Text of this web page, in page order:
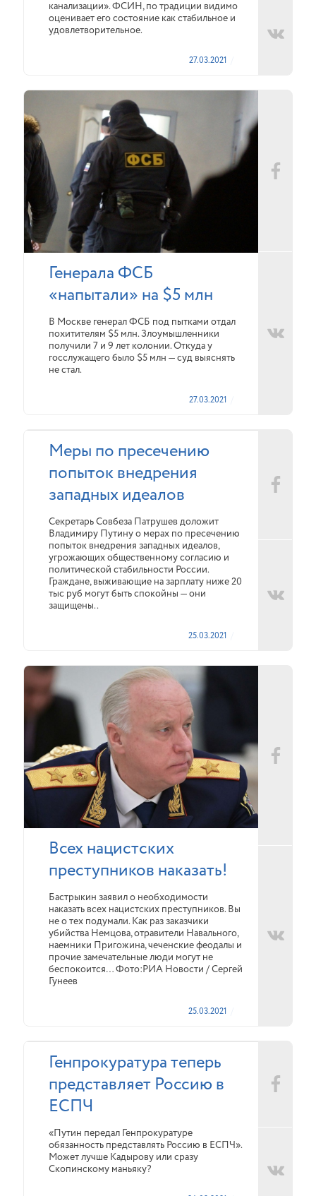
канализации». ФСИН, по традиции видимо
оценивает его состояние как стабильное и
удовлетворительное.
27.03.2021
Генерала ФСБ
«напытали» на $5 млн
В Москве генерал ФСБ под пытками отдал
похитителям $5 млн. Злоумышленники
получили 7 и 9 лет колонии. Откуда у
госслужащего было $5 млн — суд выяснять
не стал.
27.03.2021
Меры по пресечению
попыток внедрения
западных идеалов
Секретарь Совбеза Патрушев доложит
Владимиру Путину о мерах по пресечению
попыток внедрения западных идеалов,
угрожающих общественному согласию и
политической стабильности России.
Граждане, выживающие на зарплату ниже 20
тыс руб могут быть спокойны — они
защищены..
25.03.2021
Всех нацистских
преступников наказать!
Бастрыкин заявил о необходимости
наказать всех нацистских преступников. Вы
не о тех подумали. Как раз заказчики
убийства Немцова, отравители Навального,
наемники Пригожина, чеченские феодалы и
прочие замечательные люди могут не
беспокоится… Фото:РИА Новости / Сергей
Гунеев
25.03.2021
Генпрокуратура теперь
представляет Россию в
ЕСПЧ
«Путин передал Генпрокуратуре
обязанность представлять Россию в ЕСПЧ».
Может лучше Кадырову или сразу
Скопинскому маньяку?